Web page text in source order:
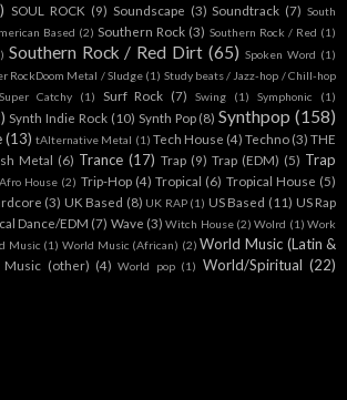
SOUL ROCK (9) Soundscape (3) Soundtrack (7) South
Based (2) Southern Rock (3) Southern Rock / Red (1)
Southern Rock / Red Dirt (65) Spoken Word (1)
RockDoom Metal / Sludge (1) Study beats / Jazz-hop / Chill-hop
Super Catchy (1) Surf Rock (7) Swing (1) Symphonic (1)
Synth Indie Rock (10) Synth Pop (8) Synthpop (158)
(13) tAlternative Metal (1) Tech House (4) Techno (3) THE
Metal (6) Trance (17) Trap (9) Trap (EDM) (5) Trap
House (2) Trip-Hop (4) Tropical (6) Tropical House (5)
(3) UK Based (8) UK RAP (1) US Based (11) US Rap
Dance/EDM (7) Wave (3) Witch House (2) Wolrd (1) Work
Music (1) World Music (African) (2) World Music (Latin &
Music (other) (4) World pop (1) World/Spiritual (22)